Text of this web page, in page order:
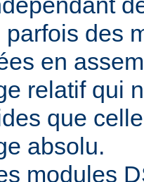
parfois des
en
relatif qui
que
absolu.
modules